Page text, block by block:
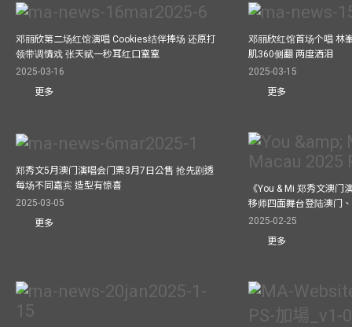
邓丽欣第二场红馆演唱 Cookies结伴捧场 还原打
领带调情戏 张天赋一秒耳红口窒窒
2025-03-16
更多
邓丽欣红馆首场个唱 林
肌360侧翻 两度洒泪
2025-03-15
更多
郑秀文5月澳门演唱会门票3月7日公售 抢先剧透
每场不同嘉宾 造型有惊喜
2025-03-05
更多
《You & Mi 郑秀文澳门
移师四面舞台登陆澳门
2025-02-25
更多